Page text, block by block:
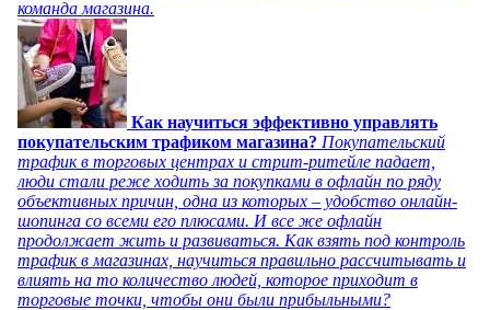
команда магазина.
Как научиться эффективно управлять
покупательским трафиком магазина? Покупательский
трафик в торговых центрах и стрит-ритейле падает,
люди стали реже ходить за покупками в офлайн по ряду
объективных причин, одна из которых – удобство онлайн-
шопинга со всеми его плюсами. И все же офлайн
продолжает жить и развиваться. Как взять под контроль
трафик в магазинах, научиться правильно рассчитывать и
влиять на то количество людей, которое приходит в
торговые точки, чтобы они были прибыльными?